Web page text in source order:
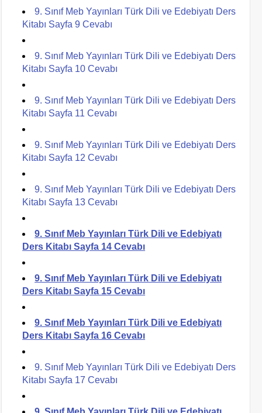
9. Sınıf Meb Yayınları Türk Dili ve Edebiyatı Ders
Kitabı Sayfa 9 Cevabı
9. Sınıf Meb Yayınları Türk Dili ve Edebiyatı Ders
Kitabı Sayfa 10 Cevabı
9. Sınıf Meb Yayınları Türk Dili ve Edebiyatı Ders
Kitabı Sayfa 11 Cevabı
9. Sınıf Meb Yayınları Türk Dili ve Edebiyatı Ders
Kitabı Sayfa 12 Cevabı
9. Sınıf Meb Yayınları Türk Dili ve Edebiyatı Ders
Kitabı Sayfa 13 Cevabı
9. Sınıf Meb Yayınları Türk Dili ve Edebiyatı
Ders Kitabı Sayfa 14 Cevabı
9. Sınıf Meb Yayınları Türk Dili ve Edebiyatı
Ders Kitabı Sayfa 15 Cevabı
9. Sınıf Meb Yayınları Türk Dili ve Edebiyatı
Ders Kitabı Sayfa 16 Cevabı
9. Sınıf Meb Yayınları Türk Dili ve Edebiyatı Ders
Kitabı Sayfa 17 Cevabı